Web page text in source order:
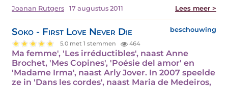
Joanan Rutgers 17 augustus 2011 Lees meer >
Soko - First Love Never Die beschouwing
5.0 met 1 stemmen 464
Ma femme', 'Les irréductibles', naast Anne
Brochet, 'Mes Copines', 'Poésie del amor' en
'Madame Irma', naast Arly Jover. In 2007 speelde
ze in 'Dans les cordes', naast Maria de Medeiros,